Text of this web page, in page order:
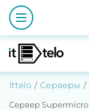
Ittelo Серверы
Сервер Supermicro